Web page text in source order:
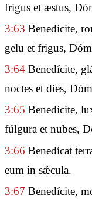
frigus et æstus,
3:63 Benedícite,
gelu et frigus,
3:64 Benedícite,
noctes et dies,
3:65 Benedícite,
fúlgura et nubes,
3:66 Benedícat
eum in sǽcula.
3:67 Benedícite,